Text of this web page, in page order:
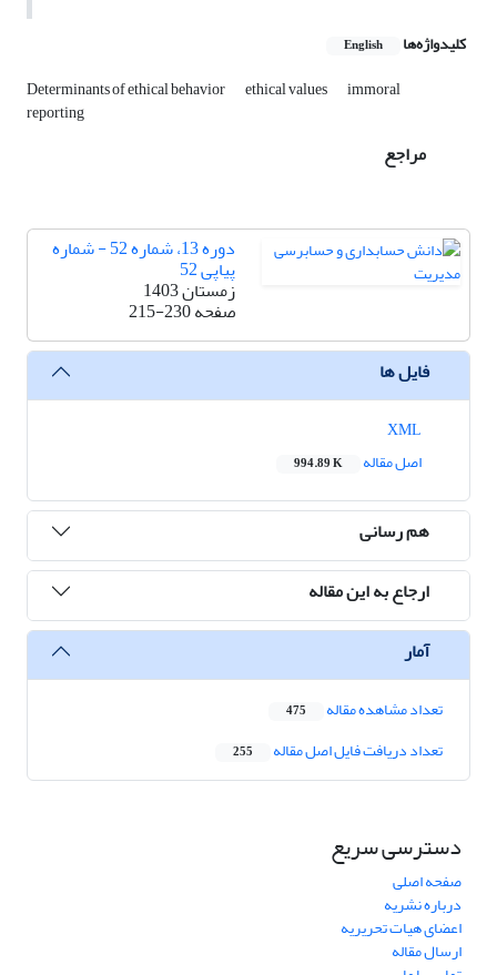
کلیدواژه‌ها English
Determinants of ethical behavior ethical values immoral
reporting
مراجع
دوره 13، شماره 52 - شماره
پیاپی 52
زمستان 1403
صفحه215-230
فایل ها
اصل مقاله
994.89 K
هم رسانی
ارجاع به این مقاله
آمار
تعداد مشاهده مقاله 475
تعداد دریافت فایل اصل مقاله 255
دسترسی سریع
صفحه اصلی
درباره نشریه
اعضای هیات تحریریه
ارسال مقاله